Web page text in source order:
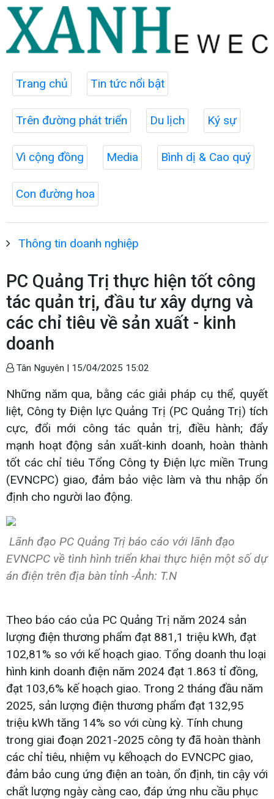
Trang chủ Tin tức nổi bật
Trên đường phát triển Du lịch Ký sự
Vì cộng đồng Media Bình dị & Cao quý
Con đường hoa
Thông tin doanh nghiệp
PC Quảng Trị thực hiện tốt công
tác quản trị, đầu tư xây dựng và
các chỉ tiêu về sản xuất - kinh
doanh
Tân Nguyên | 15/04/2025 15:02
Những năm qua, bằng các giải pháp cụ thể, quyết
liệt, Công ty Điện lực Quảng Trị (PC Quảng Trị) tích
cực, đổi mới công tác quản trị, điều hành; đẩy
mạnh hoạt động sản xuất-kinh doanh, hoàn thành
tốt các chỉ tiêu Tổng Công ty Điện lực miền Trung
(EVNCPC) giao, đảm bảo việc làm và thu nhập ổn
định cho người lao động.
Lãnh đạo PC Quảng Trị báo cáo với lãnh đạo
EVNCPC về tình hình triển khai thực hiện một số dự
án điện trên địa bàn tỉnh -Ảnh: T.N
Theo báo cáo của PC Quảng Trị năm 2024 sản
lượng điện thương phẩm đạt 881,1 triệu kWh, đạt
102,81% so với kế hoạch giao. Tổng doanh thu loại
hình kinh doanh điện năm 2024 đạt 1.863 tỉ đồng,
đạt 103,6% kế hoạch giao. Trong 2 tháng đầu năm
2025, sản lượng điện thương phẩm đạt 132,95
triệu kWh tăng 14% so với cùng kỳ. Tính chung
trong giai đoạn 2021-2025 công ty đã hoàn thành
các chỉ tiêu, nhiệm vụ kếhoạch do EVNCPC giao,
đảm bảo cung ứng điện an toàn, ổn định, tin cậy với
chất lượng ngày càng cao, đáp ứng nhu cầu phục